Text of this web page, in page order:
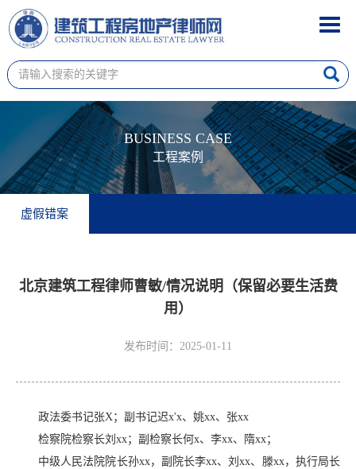
BUSINESS CASE
工程案例
虚假错案
北京建筑工程律师曹敏/情况说明（保留必要生活费
用）
发布时间：2025-01-11
政法委书记张X；副书记迟x'x、姚xx、张xx
检察院检察长刘xx；副检察长何x、李xx、隋xx；
中级人民法院院长孙xx，副院长李xx、刘xx、滕xx，执行局长